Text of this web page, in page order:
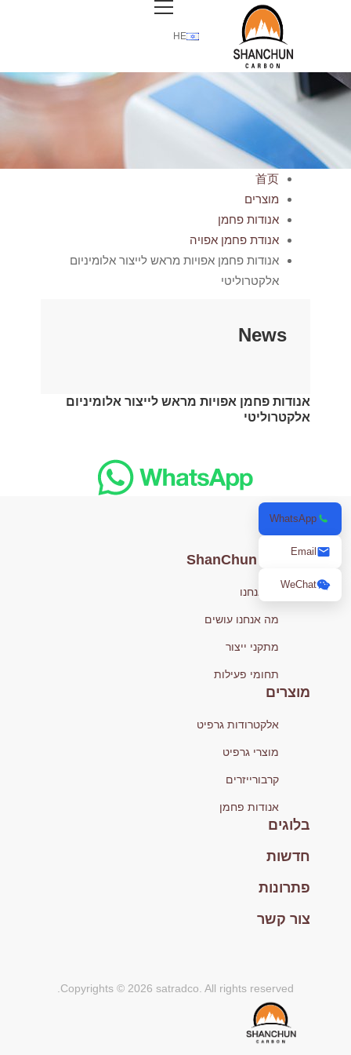
HE
首页
מוצרים
אנודות פחמן
אנודת פחמן אפויה
אנודות פחמן אפויות מראש לייצור אלומיניום
אלקטרוליטי
News
אנודות פחמן אפויות מראש לייצור אלומיניום
אלקטרוליטי
ShanChun Carbon
מי אנחנו
מה אנחנו עושים
מתקני ייצור
תחומי פעילות
מוצרים
אלקטרודות גרפיט
מוצרי גרפיט
קרבורייזרים
אנודות פחמן
בלוגים
חדשות
פתרונות
צור קשר
Copyrights © 2026 satradco. All rights reserved.
WhatsApp
Email
WeChat